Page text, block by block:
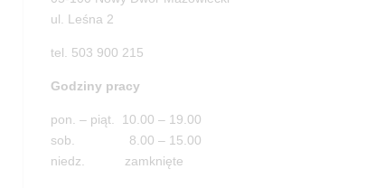
ul. Leśna 2
tel. 503 900 215
Godziny pracy
pon. – piąt. 10.00 – 19.00
sob. 8.00 – 15.00
niedz. zamknięte